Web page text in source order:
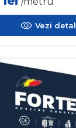
Vezi